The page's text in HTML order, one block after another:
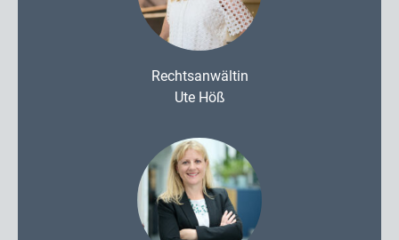
Rechtsanwältin
Ute Höß